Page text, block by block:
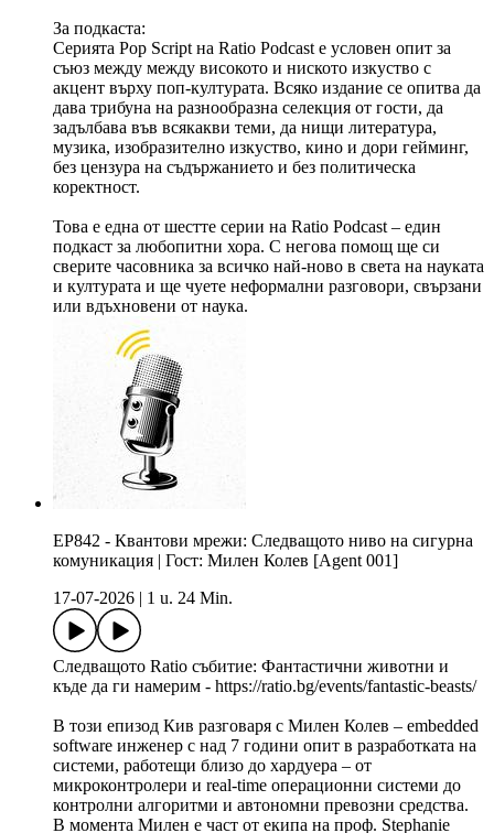
За подкаста:
Серията Pop Script на Ratio Podcast e условен опит за
съюз между между високото и ниското изкуство c
акцент върху поп-културата. Всяко издание се опитва да
дава трибуна на разнообразна селекция от гости, да
задълбава във всякакви теми, да нищи литература,
музика, изобразително изкуство, кино и дори гейминг,
без цензура на съдържанието и без политическа
коректност.
Това е една от шестте серии на Ratio Podcast – един
подкаст за любопитни хора. С негова помощ ще си
сверите часовника за всичко най-ново в света на науката
и културата и ще чуете неформални разговори, свързани
или вдъхновени от наука.
EP842 - Квантови мрежи: Следващото ниво на сигурна
комуникация | Гост: Милен Колев [Agent 001]
17-07-2026
1 u. 24 Min.
Следващото Ratio събитие: Фантастични животни и
къде да ги намерим - https://ratio.bg/events/fantastic-beasts/
В този епизод Кив разговаря с Милен Колев – embedded
software инженер с над 7 години опит в разработката на
системи, работещи близо до хардуера – от
микроконтролери и real-time операционни системи до
контролни алгоритми и автономни превозни средства.
В момента Милен е част от екипа на проф. Stephanie